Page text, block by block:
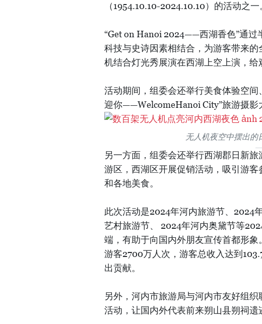
（1954.10.10-2024.10.10）的活动之一
“Get on Hanoi 2024——西湖香色”通过
科技与史诗因素相结合，为游客带来
机结合灯光秀展演在西湖上空上演，给
活动期间，组委会还举行美食体验空
迎你——WelcomeHanoi City”旅游摄影
无人机夜空中摆出的
另一方面，组委会还举行西湖郡日新
游区，西湖区开展促销活动，吸引游
和各地美食。
此次活动是2024年河内旅游节、2024
艺村旅游节、 2024年河内奥黛节等
端，有助于向国内外朋友宣传首都形
游客2700万人次，游客总收入达到
出贡献。
另外，河内市旅游局与河内市友好组
活动，让国内外代表前来朔山县朔祠遗